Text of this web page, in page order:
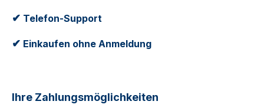
✔ Telefon-Support
✔ Einkaufen ohne Anmeldung
Ihre Zahlungsmöglichkeiten